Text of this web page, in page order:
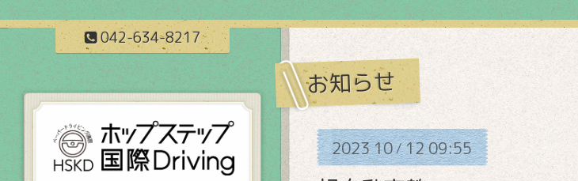
042-634-8217
お知らせ
202310/1209:55